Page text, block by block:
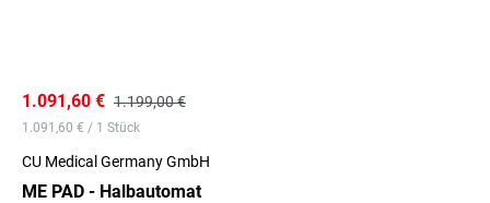
1.091,60 € 1.199,00 €
1.091,60 € / 1 Stück
CU Medical Germany GmbH
ME PAD - Halbautomat